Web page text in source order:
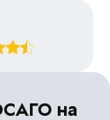
на